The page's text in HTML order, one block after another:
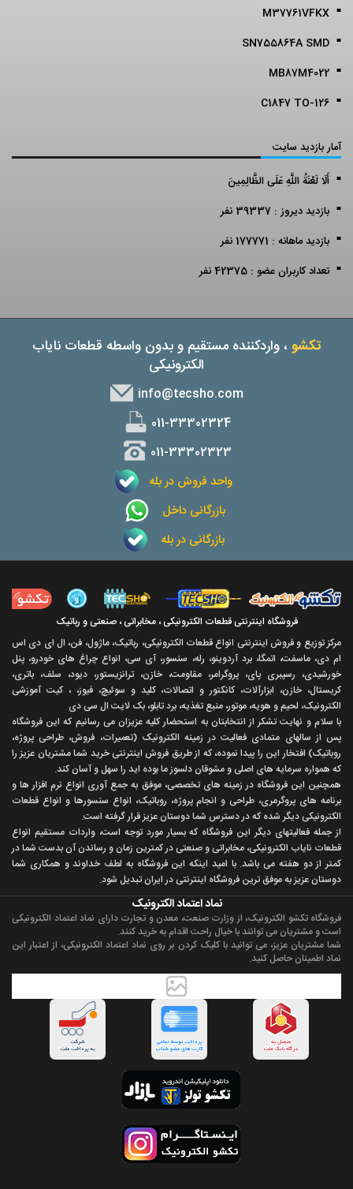
M37761VFKX
SN755864A SMD
MB87M4022
C1847 TO-126
آمار بازدید سایت
أَلَا لَعْنَةُ اللَّهِ عَلَى الظَّالِمِينَ
بازدید دیروز : 39337 نفر
بازدید ماهانه : 177771 نفر
تعداد کاربران عضو : 42375 نفر
تکشو ، واردکننده مستقیم و بدون واسطه قطعات نایاب
الکترونیکی
info@tecsho.com
011-33302324
011-33302323
واحد فروش در بله
بازرگانی داخل
بازرگانی در بله
فروشگاه اینترنتی قطعات الکترونیکی ، مخابراتی ، صنعتی و رباتیک
مرکز توزیع و فروش اینترنتی انواع قطعات الکترونیکی، رباتیک، ماژول، فن، ال ای دی اس
ام دی، ماسفت، اتمگا، برد آردوینو، رله، سنسور، آی سی، انواع چراغ های خودرو، پنل
خورشیدی، رسپبری پای، پروگرامر، مقاومت، خازن، ترانزیستور، دیود، سلف، باتری،
کریستال، خازن، ابزارآلات، کانکتور و اتصالات، کلید و سوئیچ، فیوز، ، کیت آموزشی
الکترونیک، لحیم و هویه، موتور، منبع تغذیه، برد تابلو، بک لایت ال سی دی
با سلام و نهايت تشکر از انتخابتان به استحضار کليه عزيزان می رسانيم که اين فروشگاه
پس از سالهای متمادی فعاليت در زمينه الکترونيک (تعميرات، فروش، طراحی پروژه،
روباتيک) افتخار اين را پيدا نموده، که از طريق فروش اينترنتی خريد شما مشتريان عزيز را
که همواره سرمايه های اصلی و مشوقان دلسوز ما بوده ايد را سهل و آسان کند.
همچنين اين فروشگاه در زمينه های تخصصی، موفق به جمع آوری انواع نرم افزار ها و
برنامه های پروگرمری، طراحی و انجام پروژه، روباتيک، انواع سنسورها و انواع قطعات
الکترونيکی ديگر شده که در دسترس شما دوستان عزيز قرار گرفته است.
از جمله فعاليتهای ديگر اين فروشگاه که بسيار مورد توجه است، واردات مستقیم انواع
قطعات ناياب الکترونيکی، مخابراتی و صنعتی در کمترين زمان و رساندن آن بدست شما در
کمتر از دو هفته می باشد. با اميد اينکه اين فروشگاه به لطف خداوند و همکاری شما
دوستان عزيز به موفق ترين فروشگاه اینترنتی در ایران تبديل شود.
نماد اعتماد الکترونیک
فروشگاه تکشو الکترونیک، از وزارت صنعت، معدن و تجارت دارای نماد اعتماد الکترونیکی
است و مشتریان می توانند با خیال راحت اقدام به خرید کنند.
شما مشتریان عزیز، می توانید با کلیک کردن بر روی نماد اعتماد الکترونیکی، از اعتبار این
نماد اطمینان حاصل کنید.